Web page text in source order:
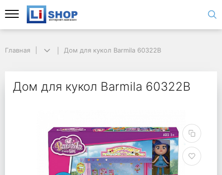
Главная Дом для кукол Barmila 60322B
Дом для кукол Barmila 60322B